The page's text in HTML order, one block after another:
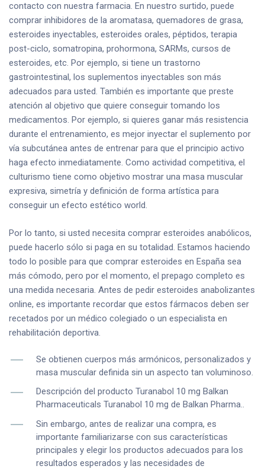
contacto con nuestra farmacia. En nuestro surtido, puede
comprar inhibidores de la aromatasa, quemadores de grasa,
esteroides inyectables, esteroides orales, péptidos, terapia
post-ciclo, somatropina, prohormona, SARMs, cursos de
esteroides, etc. Por ejemplo, si tiene un trastorno
gastrointestinal, los suplementos inyectables son más
adecuados para usted. También es importante que preste
atención al objetivo que quiere conseguir tomando los
medicamentos. Por ejemplo, si quieres ganar más resistencia
durante el entrenamiento, es mejor inyectar el suplemento por
vía subcutánea antes de entrenar para que el principio activo
haga efecto inmediatamente. Como actividad competitiva, el
culturismo tiene como objetivo mostrar una masa muscular
expresiva, simetría y definición de forma artística para
conseguir un efecto estético world.
Por lo tanto, si usted necesita comprar esteroides anabólicos,
puede hacerlo sólo si paga en su totalidad. Estamos haciendo
todo lo posible para que comprar esteroides en España sea
más cómodo, pero por el momento, el prepago completo es
una medida necesaria. Antes de pedir esteroides anabolizantes
online, es importante recordar que estos fármacos deben ser
recetados por un médico colegiado o un especialista en
rehabilitación deportiva.
Se obtienen cuerpos más armónicos, personalizados y
masa muscular definida sin un aspecto tan voluminoso.
Descripción del producto Turanabol 10 mg Balkan
Pharmaceuticals Turanabol 10 mg de Balkan Pharma..
Sin embargo, antes de realizar una compra, es
importante familiarizarse con sus características
principales y elegir los productos adecuados para los
resultados esperados y las necesidades de